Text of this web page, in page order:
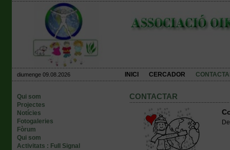
diumenge 09.08.2026 INICI CERCADOR
Qui som
Projectes
Notícies
Fotogaleries
Fòrum
Qui som
Activitats : Full Signal
CONTACTAR